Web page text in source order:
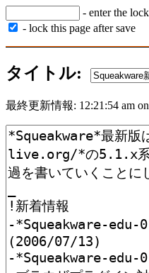
- enter the
- lock this page after save
タイトル:
最終更新情報: 12:21:54 am